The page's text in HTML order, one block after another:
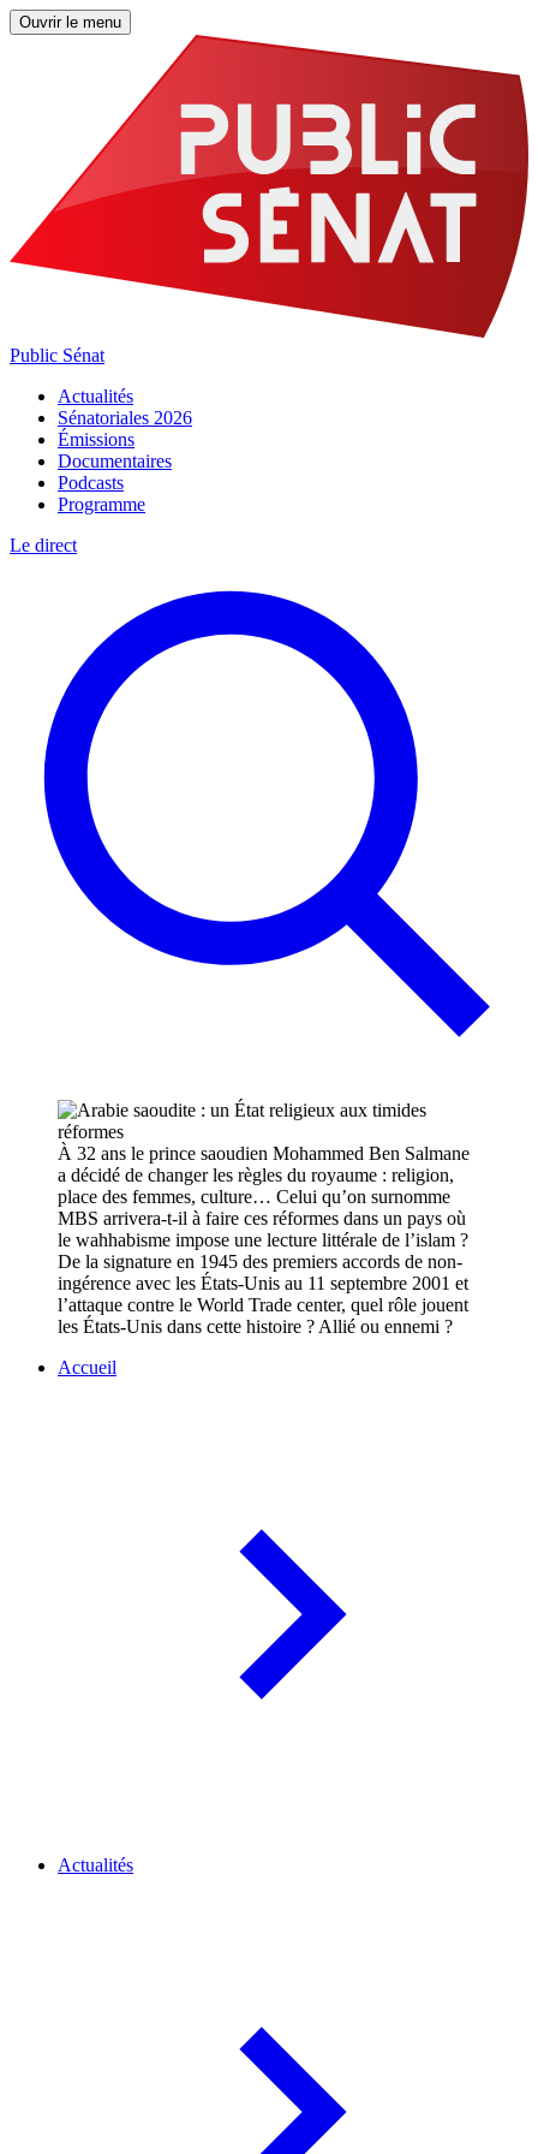
Ouvrir le menu
Public Sénat
Actualités
Sénatoriales 2026
Émissions
Documentaires
Podcasts
Programme
Le direct
À 32 ans le prince saoudien Mohammed Ben Salmane
a décidé de changer les règles du royaume : religion,
place des femmes, culture… Celui qu’on surnomme
MBS arrivera-t-il à faire ces réformes dans un pays où
le wahhabisme impose une lecture littérale de l’islam ?
De la signature en 1945 des premiers accords de non-
ingérence avec les États-Unis au 11 septembre 2001 et
l’attaque contre le World Trade center, quel rôle jouent
les États-Unis dans cette histoire ? Allié ou ennemi ?
Accueil
Actualités